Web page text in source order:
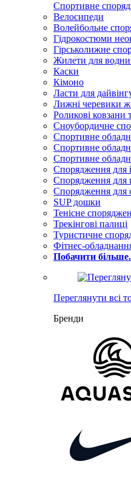
Спортивне
Велосипеди
Волейбольне
Гідрокостюми
Гірськолижне
Жилети для
Каски
Кімоно
Ласти для
Лижні черевики
Роликові ковзани
Сноубордичне
Спортивне
Спортивне
Спортивне
Спорядження для
Спорядження для
Спорядження для
SUP дошки
Тенісне
Трекінгові палиці
Туристичне
Фітнес-
Побачити
Переглянути всі
Бренди